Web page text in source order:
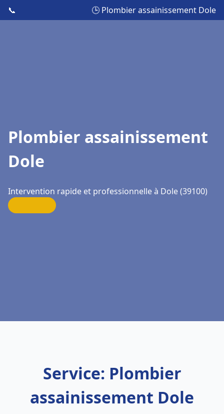
📞 🕒 Plombier assainissement Dole
Plombier assainissement
Dole
Intervention rapide et professionnelle à Dole (39100)
Service: Plombier
assainissement Dole